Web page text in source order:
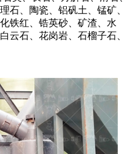
石、陶瓷、铝矾土、锰矿、
铁红、锆英砂、矿渣、水
云石、花岗岩、石榴子石、